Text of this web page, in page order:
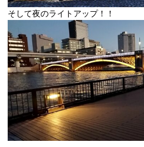
そして夜のライトアップ！！